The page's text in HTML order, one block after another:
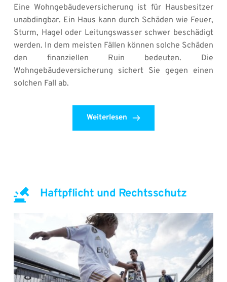
Eine Wohngebäudeversicherung ist für Hausbesitzer
unabdingbar. Ein Haus kann durch Schäden wie Feuer,
Sturm, Hagel oder Leitungswasser schwer beschädigt
werden. In dem meisten Fällen können solche Schäden
den finanziellen Ruin bedeuten. Die
Wohngebäudeversicherung sichert Sie gegen einen
solchen Fall ab.
Weiterlesen
Haftpflicht und Rechtsschutz